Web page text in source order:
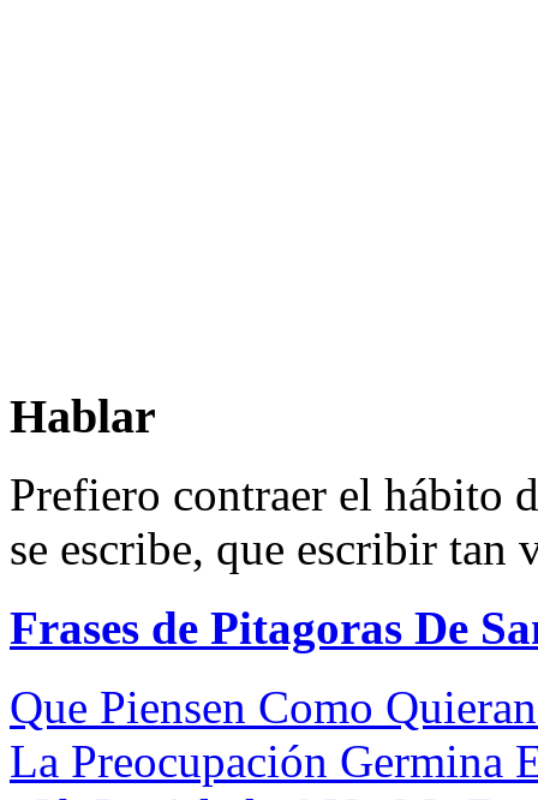
Hablar
Prefiero contraer el hábito
se escribe, que escribir tan
Frases de Pitagoras De
Que Piensen Como
La Preocupación Germina